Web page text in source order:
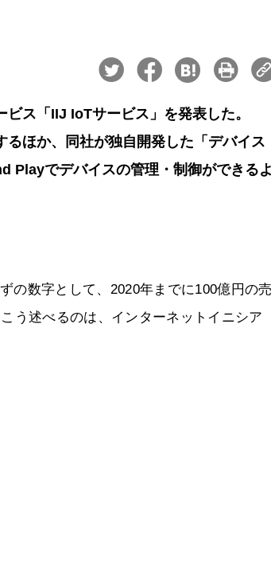
ス「IIJ IoTサービス」を発表した。
ほか、同社が独自開発した「デバイス
Playでデバイスの管理・制御ができるよ
の数字として、2020年までに100億円の売
う述べるのは、インターネットイニシア